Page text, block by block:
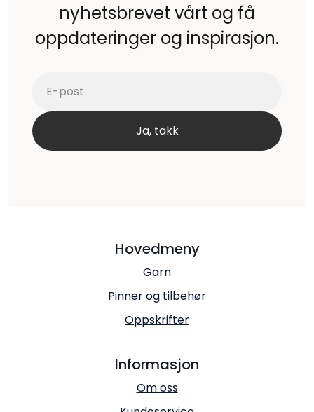
nyhetsbrevet vårt og få
oppdateringer og inspirasjon.
Hovedmeny
Garn
Pinner og tilbehør
Oppskrifter
Informasjon
Om oss